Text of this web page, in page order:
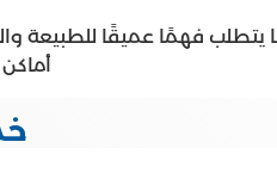
يتطلب فهمًا عميقًا للطبيعة